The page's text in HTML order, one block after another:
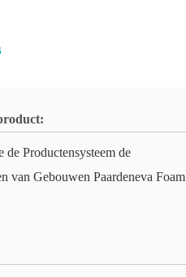
de Productensysteem de
van Gebouwen Paardeneva Foam